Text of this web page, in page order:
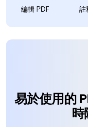
編輯 PDF 註
易於使用的
時